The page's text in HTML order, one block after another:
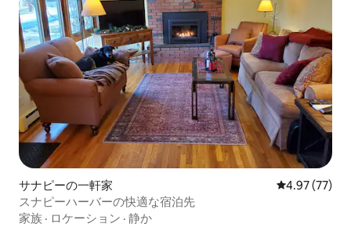
サナピーの一軒家 レビュー77
4.97 (77)
スナピーハーバーの快適な宿泊先
家族 · ロケーション · 静か